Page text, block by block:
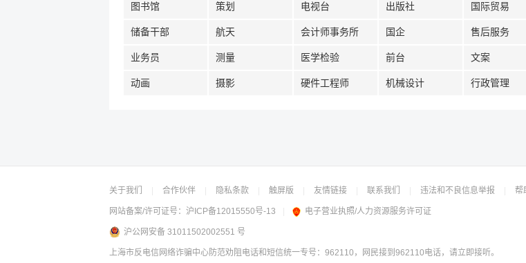
图书馆 策划 电视台 出版社 国际贸易
储备干部 航天 会计师事务所 国企 售后服务
业务员 测量 医学检验 前台 文案
动画 摄影 硬件工程师 机械设计 行政管理
关于我们 合作伙伴 隐私条款 触屏版 友情链接 联系我们 违法和不良信息举报 帮
网站备案/许可证号： 沪ICP备12015550号-13 电子营业执照/人力资源服务许可证
沪公网安备 31011502002551 号
上海市反电信网络诈骗中心防范劝阻电话和短信统一专号：962110，网民接到962110电话，请立即接听。